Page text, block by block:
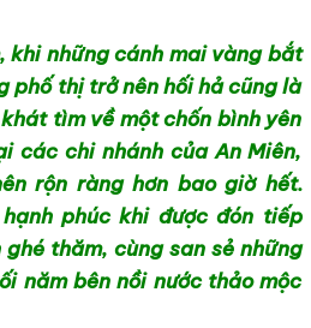
khi những cánh mai vàng bắt
phố thị trở nên hối hả cũng là
tìm về một chốn bình yên
các chi nhánh của An Miên,
rộn ràng hơn bao giờ hết.
phúc khi được đón tiếp
thăm, cùng san sẻ những
năm bên nồi nước thảo mộc